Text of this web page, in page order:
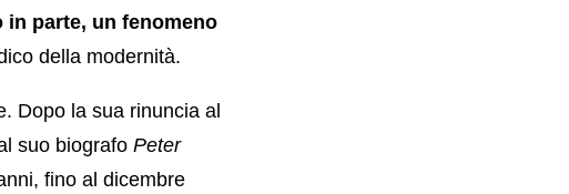
in parte, un fenomeno
della modernità.
Dopo la sua rinuncia al
suo biografo Peter
fino al dicembre